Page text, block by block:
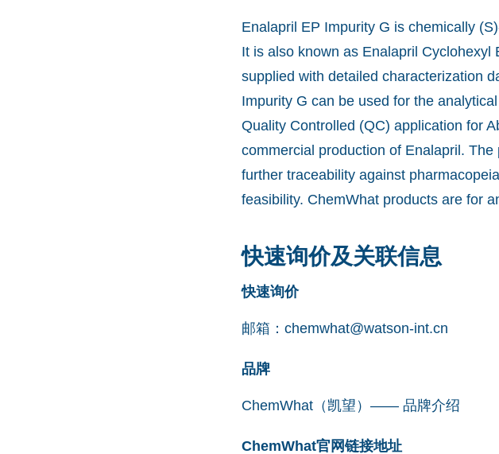
Enalapril EP Impurity G is chemically
It is also known as Enalapril
supplied with detailed characterization
Impurity G can be used for the
Quality Controlled (QC) application for
commercial production of Enalapril.
further traceability against
feasibility. ChemWhat products are for
快速询价及关联信息
快速询价
邮箱： chemwhat@watson-int.cn
品牌
ChemWhat（凯望）—— 品牌介绍
ChemWhat官网链接地址